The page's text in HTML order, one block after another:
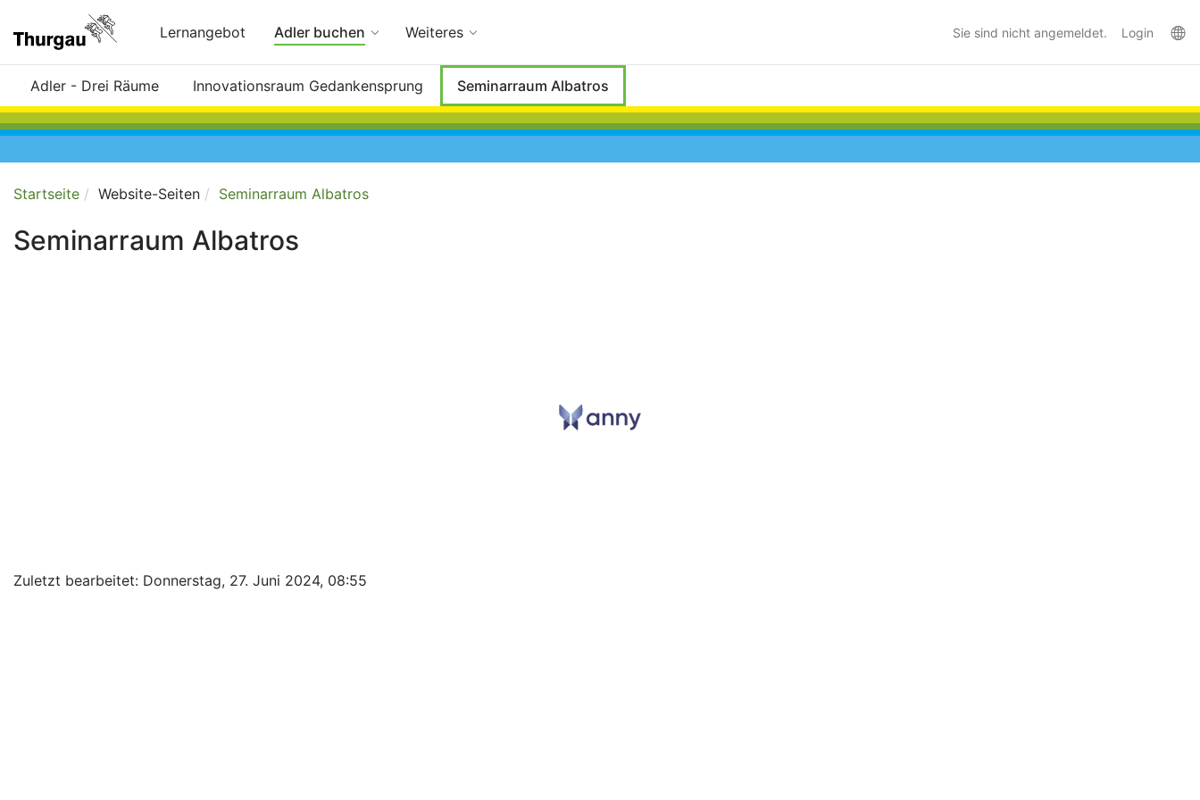
Hauptinhalt
wechseln
Lernangebot Adler buchen Weiteres Sie sind nicht angemeldet. Login
Adler - Drei Räume Innovationsraum Gedankensprung Seminarraum Albatros
Startseite Website-Seiten Seminarraum Albatros
Seminarraum Albatros
Zuletzt bearbeitet: Donnerstag, 27. Juni 2024, 08:55